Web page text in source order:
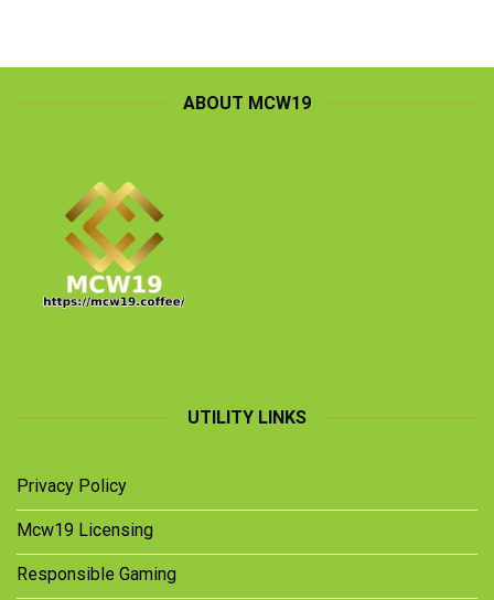
ABOUT MCW19
UTILITY LINKS
Privacy Policy
Mcw19 Licensing
Responsible Gaming